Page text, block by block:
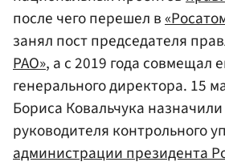
после чего перешел в
занял пост председателя
РАО», а с 2019 года совмещал
генерального директора. 15
Бориса Ковальчука
руководителя контрольного
администрации президента